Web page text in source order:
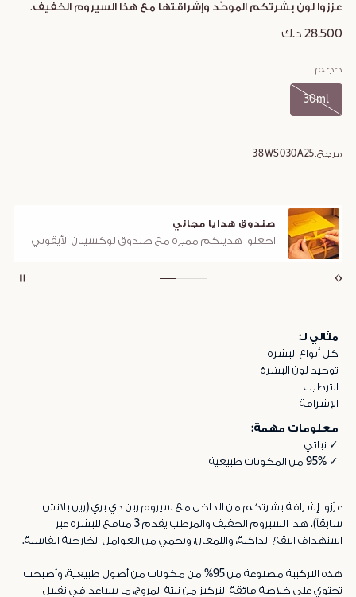
عززوا لون بشرتكم الموحّد وإشراقتها مع هذا السيروم الخفيف.
28.500 د.ك
حجم
30ml
مرجع:38WS030A25
صندوق هدايا مجاني
اجعلوا هديتكم مميزة مع صندوق لوكسيتان الأيقوني
مثالي لـ:
كل أنواع البشرة
توحيد لون البشرة
الترطيب
الإشراقة
معلومات مهمة:
✓ نباتي
✓ 95% من المكونات طبيعية
عزّزوا إشراقة بشرتكم من الداخل مع سيروم رين دي بري (رين بلانش
سابقاً). هذا السيروم الخفيف والمرطب يقدم 3 منافع للبشرة عبر
استهداف البقع الداكنة، واللمعان، ويحمي من العوامل الخارجية القاسية.
هذه التركيبة مصنوعة من 95% من مكونات من أصول طبيعية، وأصبحت
تحتوي على خلاصة فائقة التركيز من نيتة المروج، ما يساعد في تقليل